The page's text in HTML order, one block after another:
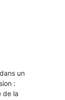
un
:
de la